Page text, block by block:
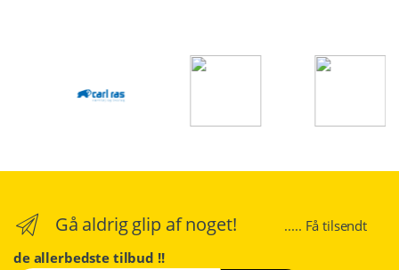
Gå aldrig glip af noget!
..... Få tilsendt
de allerbedste tilbud !!